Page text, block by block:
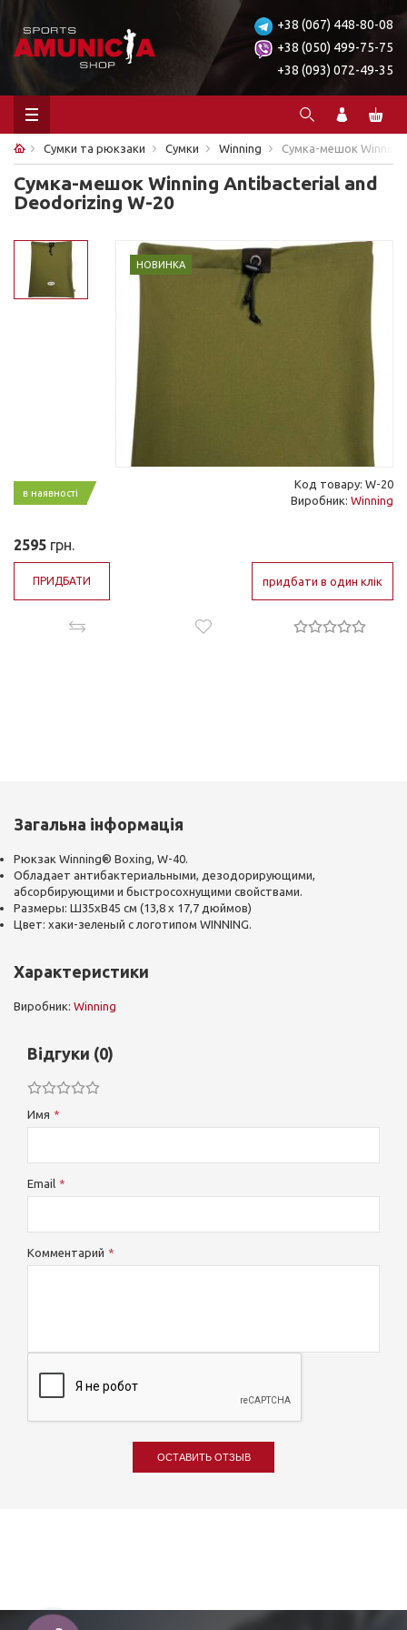
+38 (067) 448-80-08
+38 (050) 499-75-75
+38 (093) 072-49-35
Сумки та рюкзаки Сумки Winning Сумка-мешок Winning
Сумка-мешок Winning Antibacterial and
Deodorizing W-20
НОВИНКА
в наявності
Код товару: W-20
Виробник: Winning
2595 грн.
ПРИДБАТИ придбати в один клік
Загальна інформація
Рюкзак Winning® Boxing, W-40.
Обладает антибактериальными, дезодорирующими,
абсорбирующими и быстросохнущими свойствами.
Размеры: Ш35хВ45 см (13,8 x 17,7 дюймов)
Цвет: хаки-зеленый с логотипом WINNING.
Характеристики
Виробник: Winning
Відгуки (0)
Имя
Email
Комментарий
ОСТАВИТЬ ОТЗЫВ